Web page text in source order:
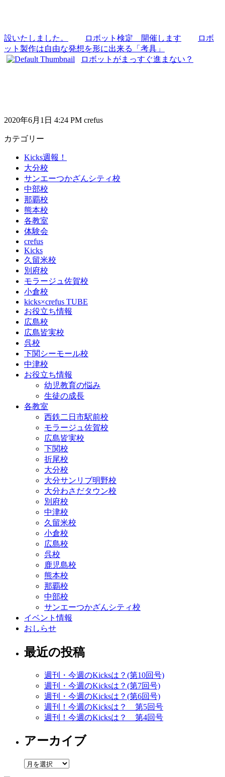
設いたしました。 ロボット検定 開催します
ロボ
ット製作は自由な発想を形に出来る「考具」
ロボットがまっすぐ進まない？
2020年6月1日 4:24 PM crefus
カテゴリー
Kicks週報！
大分校
サンエーつかざんシティ校
中部校
那覇校
熊本校
各教室
体験会
crefus
Kicks
久留米校
別府校
モラージュ佐賀校
小倉校
kicks×crefus TUBE
お役立ち情報
広島校
広島皆実校
呉校
下関シーモール校
中津校
お役立ち情報
幼児教育の悩み
生徒の成長
各教室
西鉄二日市駅前校
モラージュ佐賀校
広島皆実校
下関校
折尾校
大分校
大分サンリブ明野校
大分わさだタウン校
別府校
中津校
久留米校
小倉校
広島校
呉校
鹿児島校
熊本校
那覇校
中部校
サンエーつかざんシティ校
イベント情報
おしらせ
最近の投稿
週刊・今週のKicksは？(第10回号)
週刊・今週のKicksは？(第7回号)
週刊・今週のKicksは？(第6回号)
週刊！今週のKicksは？ 第5回号
週刊！今週のKicksは？ 第4回号
アーカイブ
ア